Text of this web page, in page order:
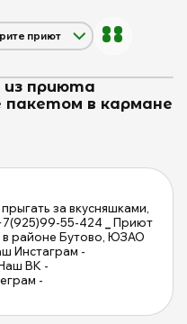
приют
Роща
из приюта
в кармане
за вкусняшками,
55-424
Приют
районе Бутово, ЮЗАО
Инстаграм -
ВК -
-